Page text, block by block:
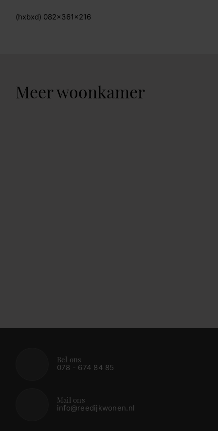
(hxbxd) 082x361x216
Meer woonkamer
Bel ons
078 - 674 84 85
Mail ons
info@reedijkwonen.nl